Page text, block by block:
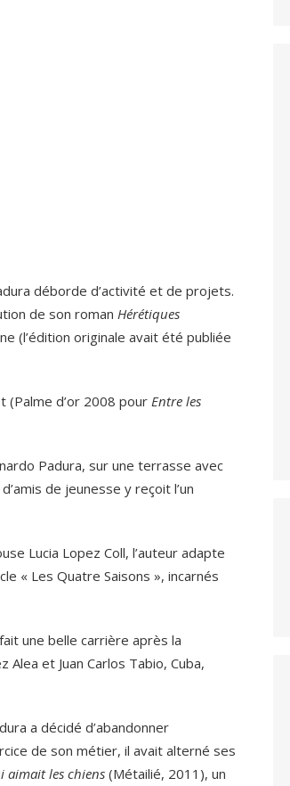
déborde d’activité et de projets.
de son roman Hérétiques
(l’édition originale avait été publiée
(Palme d’or 2008 pour Entre les
Padura, sur une terrasse avec
de jeunesse y reçoit l’un
Lucia Lopez Coll, l’auteur adapte
« Les Quatre Saisons », incarnés
une belle carrière après la
Alea et Juan Carlos Tabio, Cuba,
a décidé d’abandonner
de son métier, il avait alterné ses
aimait les chiens (Métailié, 2011), un